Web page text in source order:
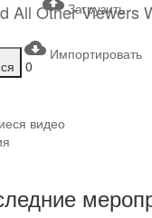
Загрузить
Импортировать
All Other Viewers
0
видео